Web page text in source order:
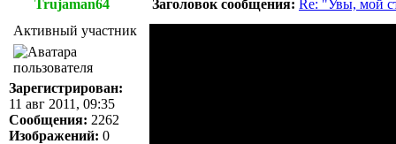
Trujaman64 Заголовок сообщения: Re: "Увы, мой
Активный участник
Зарегистрирован:
11 авг 2011, 09:35
Сообщения: 2262
Изображений: 0